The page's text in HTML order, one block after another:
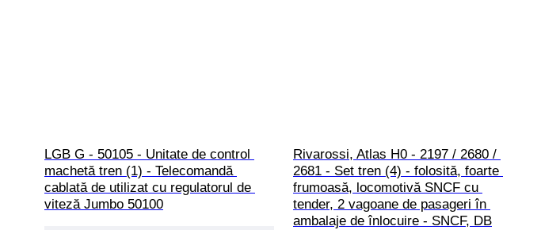
LGB G - 50105 - Unitate de control
machetă tren (1) - Telecomandă
cablată de utilizat cu regulatorul de
viteză Jumbo 50100
Rivarossi, Atlas H0 - 2197 / 2680 /
2681 - Set tren (4) - folosită, foarte
frumoasă, locomotivă SNCF cu
tender, 2 vagoane de pasageri în
ambalaje de înlocuire - SNCF, DB